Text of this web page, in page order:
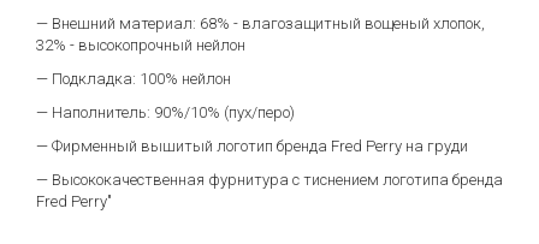
— Внешний материал: 68% - влагозащитный вощеный хлопок,
32% - высокопрочный нейлон
— Подкладка: 100% нейлон
— Наполнитель: 90%/10% (пух/перо)
— Фирменный вышитый логотип бренда Fred Perry на груди
— Высококачественная фурнитура с тиснением логотипа бренда
Fred Perry"